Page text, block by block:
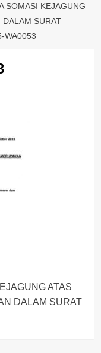
SOMASI KEJAGUNG
DALAM SURAT
WA0053
ATAS
DALAM SURAT